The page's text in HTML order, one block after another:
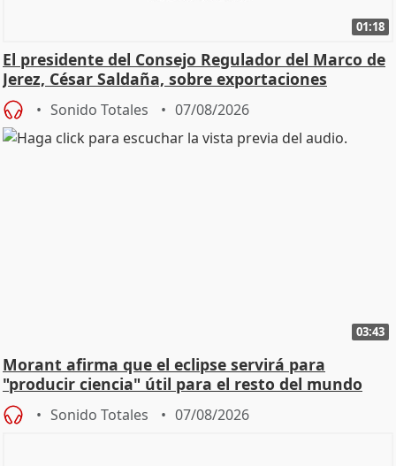
01:18
El presidente del Consejo Regulador del Marco de
Jerez, César Saldaña, sobre exportaciones
Sonido Totales 07/08/2026
03:43
Morant afirma que el eclipse servirá para
"producir ciencia" útil para el resto del mundo
Sonido Totales 07/08/2026